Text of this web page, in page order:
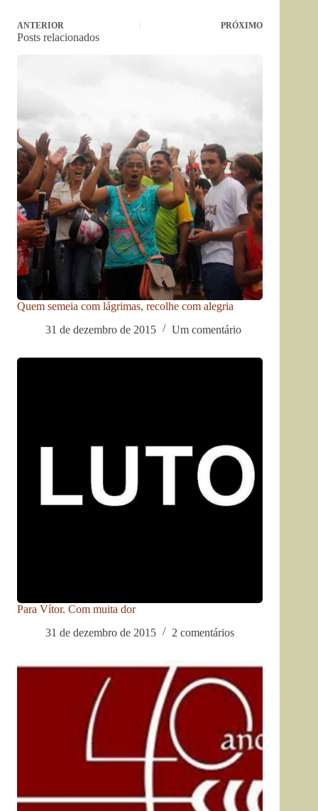
ANTERIOR PRÓXIMO
Posts relacionados
Quem semeia com lágrimas, recolhe com alegria
31 de dezembro de 2015
Um comentário
Para Vítor. Com muita dor
31 de dezembro de 2015
2 comentários